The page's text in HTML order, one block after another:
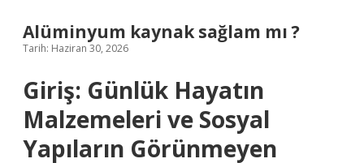
Alüminyum kaynak sağlam mı ?
Tarih: Haziran 30, 2026
Giriş: Günlük Hayatın
Malzemeleri ve Sosyal
Yapıların Görünmeyen